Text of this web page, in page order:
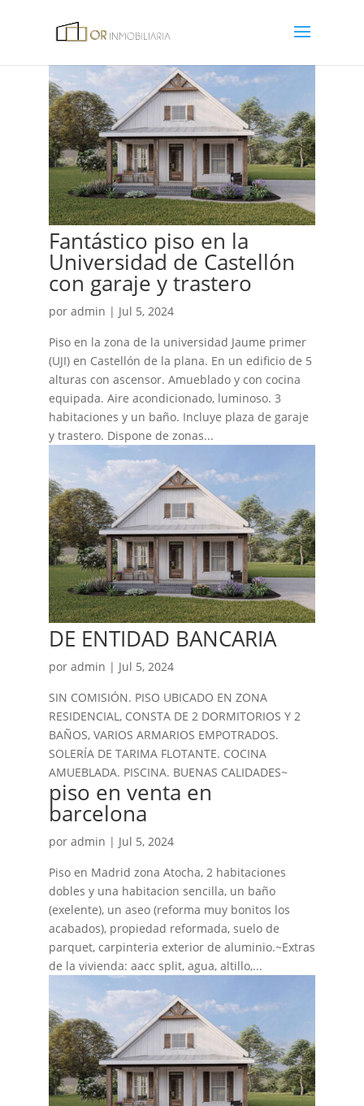
Fantástico piso en la
Universidad de Castellón
con garaje y trastero
por admin | Jul 5, 2024
Piso en la zona de la universidad Jaume primer
(UJI) en Castellón de la plana. En un edificio de 5
alturas con ascensor. Amueblado y con cocina
equipada. Aire acondicionado, luminoso. 3
habitaciones y un baño. Incluye plaza de garaje
y trastero. Dispone de zonas...
DE ENTIDAD BANCARIA
por admin | Jul 5, 2024
SIN COMISIÓN. PISO UBICADO EN ZONA
RESIDENCIAL, CONSTA DE 2 DORMITORIOS Y 2
BAÑOS, VARIOS ARMARIOS EMPOTRADOS.
SOLERÍA DE TARIMA FLOTANTE. COCINA
AMUEBLADA. PISCINA. BUENAS CALIDADES~
piso en venta en
barcelona
por admin | Jul 5, 2024
Piso en Madrid zona Atocha, 2 habitaciones
dobles y una habitacion sencilla, un baño
(exelente), un aseo (reforma muy bonitos los
acabados), propiedad reformada, suelo de
parquet, carpinteria exterior de aluminio.~Extras
de la vivienda: aacc split, agua, altillo,...